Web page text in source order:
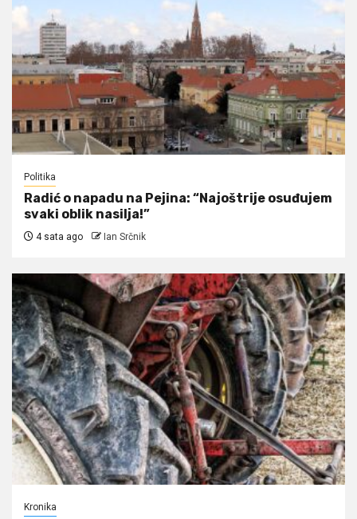
Politika
Radić o napadu na Pejina: “Najoštrije osuđujem
svaki oblik nasilja!”
4 sata ago Ian Srčnik
Kronika